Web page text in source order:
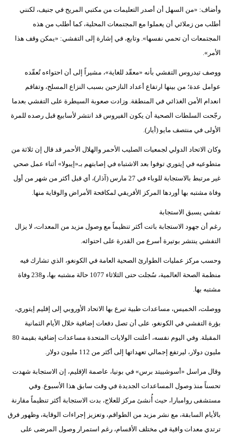
فيديو
سيارات
وأضاف: «من السهل أن أصدر التعليمات من مكتبي المريح في جنيف، لكنني
أطلب من زملائي أن يعملوا مع المجتمعات المحلية، كما أطلب من هذه
المجتمعات أن تحمي نفسها». وتابع، في إشارة إلى التفشي: «يمكن وقف هذا
الأمر».
ووصف تيدروس التفشي بأنه «معقّد للغاية»، مشيراً إلى أن احتواءه تُعقّده
عوامل عدة؛ من بينها ارتفاع أعداد النازحين بسبب النزاع المسلح، وتفاقم
انعدام الأمن الغذائي في المنطقة. وزادت صعوبة السيطرة على التفشي بعدما
رجّحت السلطات الصحية أن يكون الفيروس قد انتشر لأسابيع قبل رصده للمرة
الأولى في منتصف مايو (أيار).
وكان الاتحاد الدولي لجمعيات الصليب الأحمر والهلال الأحمر قد قال إن ثلاثة من
متطوعيه في إيتوري توفوا بعد الاشتباه في إصابتهم بـ«إيبولا» أثناء عمل صحي
غير مرتبط بالاستجابة للوباء في 27 مارس (آذار)، أي قبل أكثر من شهر من أول
وفاة مشتبه بها أوردها المركز الأفريقي لمكافحة الأمراض والوقاية منها.
تفشي يسبق الاستجابة
رغم أن جهود الاستجابة باتت أكثر تنظيماً مع وصول مزيد من المعدات، لا يزال
التفشي ينتشر بوتيرة أسرع من القدرة على احتوائه.
وحسب مركز عمليات الطوارئ الصحية العامة في الكونغو، الذي تشارك فيه
منظمة الصحة العالمية، سُجلت حتى الثلاثاء 1077 حالة مشتبه بها، و238 وفاة
مشتبه بها.
ووصلت، الخميس، مساعدات طبية تبرع بها الاتحاد الأوروبي إلى إقليم إيتوري،
بؤرة التفشي في الكونغو، على أن تصل دفعات إضافية خلال الأيام الثمانية
المقبلة. وفي اليوم نفسه، أعلنت الولايات المتحدة مساعدات إضافية بقيمة 80
مليون دولار، ليرتفع إجمالي تعهداتها إلى أكثر من 112 مليون دولار.
وقال مراسل «أسوشييتد برس» في بونيا، عاصمة الإقليم، إن الاستجابة شهدت
تحسناً منذ وصول المساعدات الجديدة في وقت سابق هذا الأسبوع. وفي
مستشفى روامبارا، حيث أُنشئ مركز للعلاج، بدت الاستجابة أكثر تنظيماً مقارنة
بالأيام السابقة، مع نشر مزيد من الطواقم، وتعزيز إجراءات الوقاية، وظهور فرق
ترتدي معدات واقية في مختلف الأقسام، رغم استمرار وصول المرضى على